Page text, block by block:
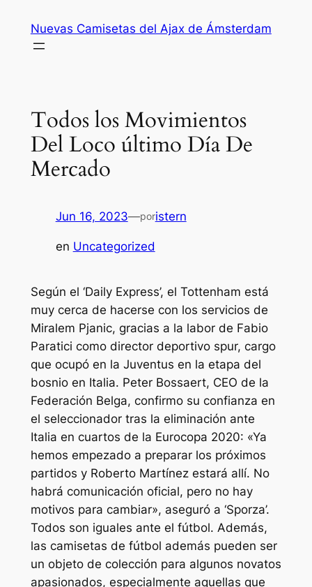
contenido
Nuevas Camisetas del Ajax de Ámsterdam
Todos los Movimientos
Del Loco último Día De
Mercado
Jun 16, 2023—poristern
en Uncategorized
Según el ‘Daily Express’, el Tottenham está
muy cerca de hacerse con los servicios de
Miralem Pjanic, gracias a la labor de Fabio
Paratici como director deportivo spur, cargo
que ocupó en la Juventus en la etapa del
bosnio en Italia. Peter Bossaert, CEO de la
Federación Belga, confirmo su confianza en
el seleccionador tras la eliminación ante
Italia en cuartos de la Eurocopa 2020: «Ya
hemos empezado a preparar los próximos
partidos y Roberto Martínez estará allí. No
habrá comunicación oficial, pero no hay
motivos para cambiar», aseguró a ‘Sporza’.
Todos son iguales ante el fútbol. Además,
las camisetas de fútbol además pueden ser
un objeto de colección para algunos novatos
apasionados, especialmente aquellas que